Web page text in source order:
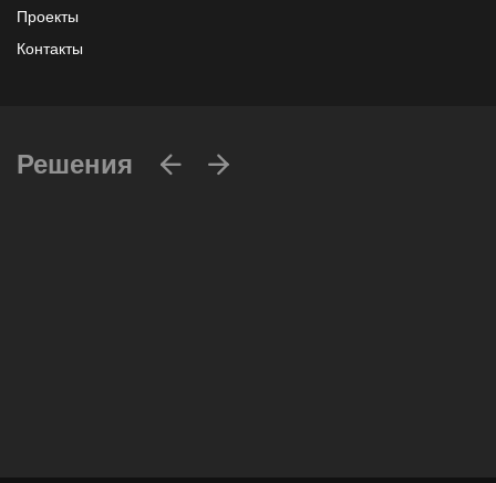
Проекты
Контакты
Решения